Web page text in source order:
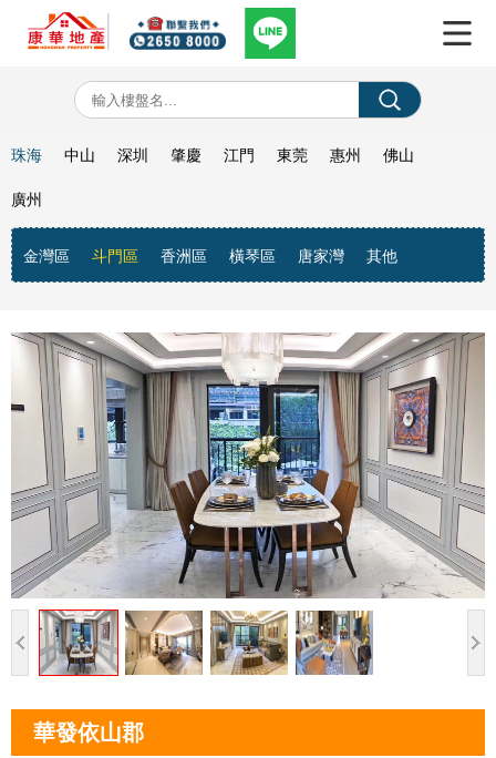
珠海
金灣區 斗門區 香洲區 橫琴區 唐家灣 其他
中山 深圳 肇慶 江門 東莞 惠州 佛山
廣州
華發依山郡